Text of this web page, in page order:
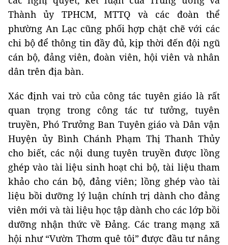
Thành ủy TPHCM, MTTQ và các đoàn thể
phường An Lạc cũng phối hợp chặt chẽ với các
chi bộ để thông tin đầy đủ, kịp thời đến đội ngũ
cán bộ, đảng viên, đoàn viên, hội viên và nhân
dân trên địa bàn.
Xác định vai trò của công tác tuyên giáo là rất
quan trọng trong công tác tư tưởng, tuyên
truyền, Phó Trưởng Ban Tuyên giáo và Dân vận
Huyện ủy Bình Chánh Phạm Thị Thanh Thủy
cho biết, các nội dung tuyên truyền được lồng
ghép vào tài liệu sinh hoạt chi bộ, tài liệu tham
khảo cho cán bộ, đảng viên; lồng ghép vào tài
liệu bồi dưỡng lý luận chính trị dành cho đảng
viên mới và tài liệu học tập dành cho các lớp bồi
dưỡng nhận thức về Đảng. Các trang mạng xã
hội như “Vườn Thơm quê tôi” được đầu tư nâng